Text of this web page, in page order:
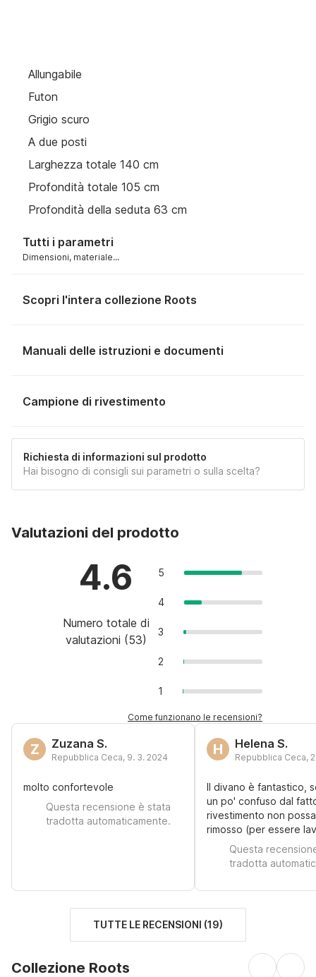
Allungabile
Futon
Grigio scuro
A due posti
Larghezza totale 140 cm
Profondità totale 105 cm
Profondità della seduta 63 cm
Tutti i parametri
Dimensioni, materiale...
Scopri l'intera collezione Roots
Manuali delle istruzioni e documenti
Campione di rivestimento
casa tua.
NUOVO
RICHIEDI UN CAMPIONE
Richiesta di informazioni sul prodotto
Hai bisogno di consigli sui parametri o sulla scelta?
Valutazioni del prodotto
4.6
Numero totale di
valutazioni (53)
5
4
3
2
1
Come funzionano le recensioni?
Z Zuzana S.
Repubblica Ceca, 9. 3. 2024
molto confortevole
Questa recensione è stata
tradotta automaticamente.
H Helena S.
Repubblica Ceca,
Il divano è fantastico,
un po' confuso dal
rivestimento non
rimosso (per essere
Questa
tradotta
TUTTE LE RECENSIONI (19)
Collezione Roots